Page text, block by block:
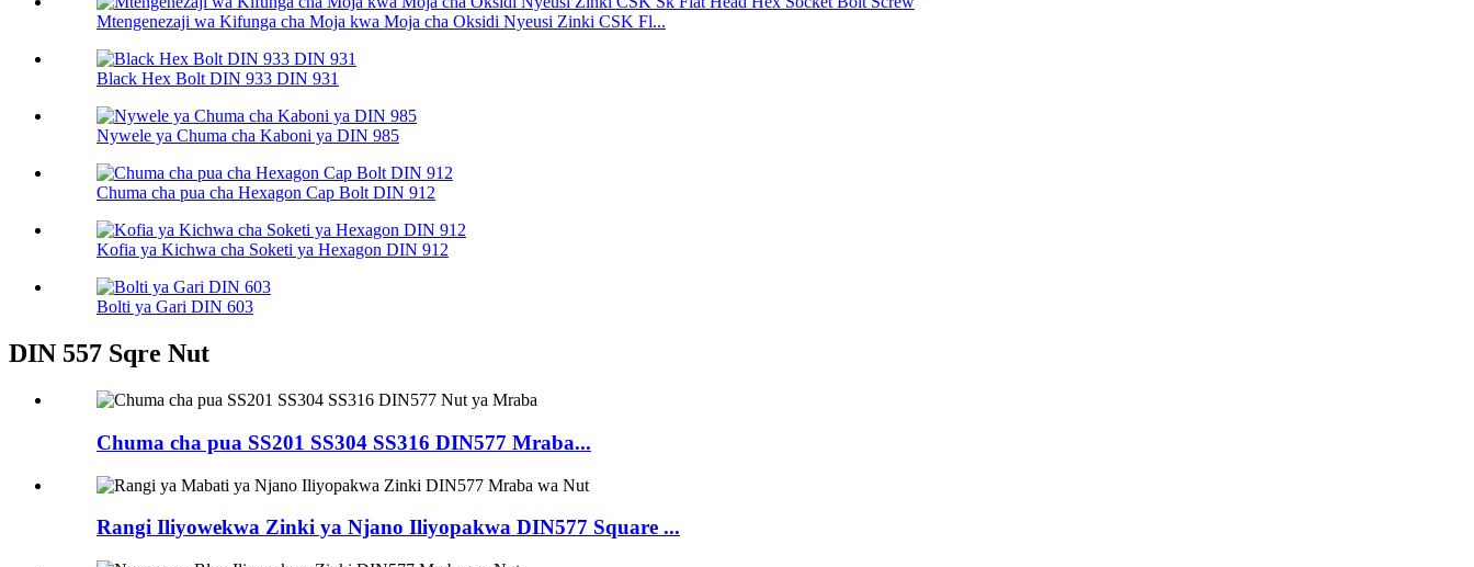
Mtengenezaji wa Kifunga cha Moja kwa Moja cha Oksidi Nyeusi Zinki CSK Fl...
Black Hex Bolt DIN 933 DIN 931
Nywele ya Chuma cha Kaboni ya DIN 985
Chuma cha pua cha Hexagon Cap Bolt DIN 912
Kofia ya Kichwa cha Soketi ya Hexagon DIN 912
Bolti ya Gari DIN 603
DIN 557 Sqre Nut
Chuma cha pua SS201 SS304 SS316 DIN577 Mraba...
Rangi Iliyowekwa Zinki ya Njano Iliyopakwa DIN577 Square ...